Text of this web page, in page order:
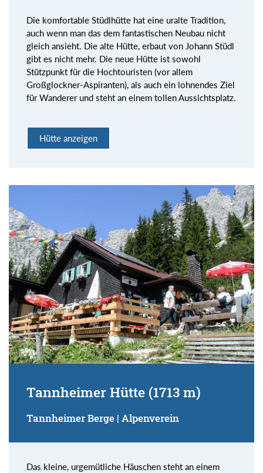
Die komfortable Stüdlhütte hat eine uralte Tradition,
auch wenn man das dem fantastischen Neubau nicht
gleich ansieht. Die alte Hütte, erbaut von Johann Stüdl
gibt es nicht mehr. Die neue Hütte ist sowohl
Stützpunkt für die Hochtouristen (vor allem
Großglockner-Aspiranten), als auch ein lohnendes Ziel
für Wanderer und steht an einem tollen Aussichtsplatz.
Hütte anzeigen
Tannheimer Hütte (1713 m)
Tannheimer Berge | Alpenverein
Das kleine, urgemütliche Häuschen steht an einem